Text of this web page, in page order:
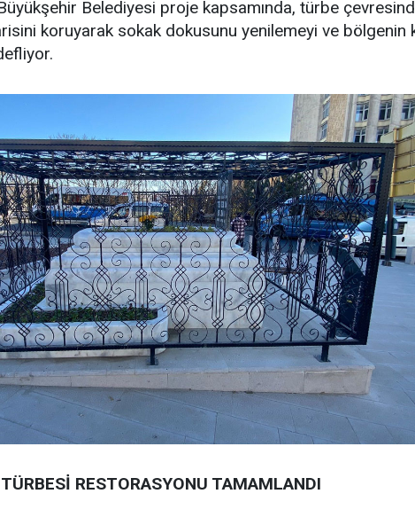
Belediyesi proje kapsamında, türbe
koruyarak sokak dokusunu yenilemeyi ve bölgenin
RESTORASYONU TAMAMLANDI